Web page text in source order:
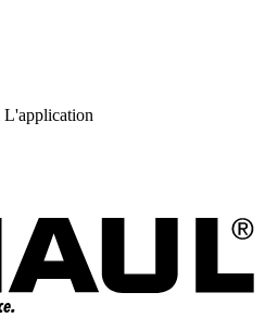
L'application